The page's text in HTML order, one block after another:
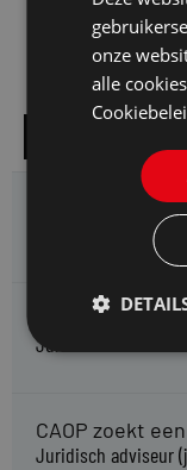
HMP zoekt een
Jurist Arbeidsrecht
Gemeente
Juridisch Adviseur
CAOP zoekt een
Juridisch adviseur
onze
alle